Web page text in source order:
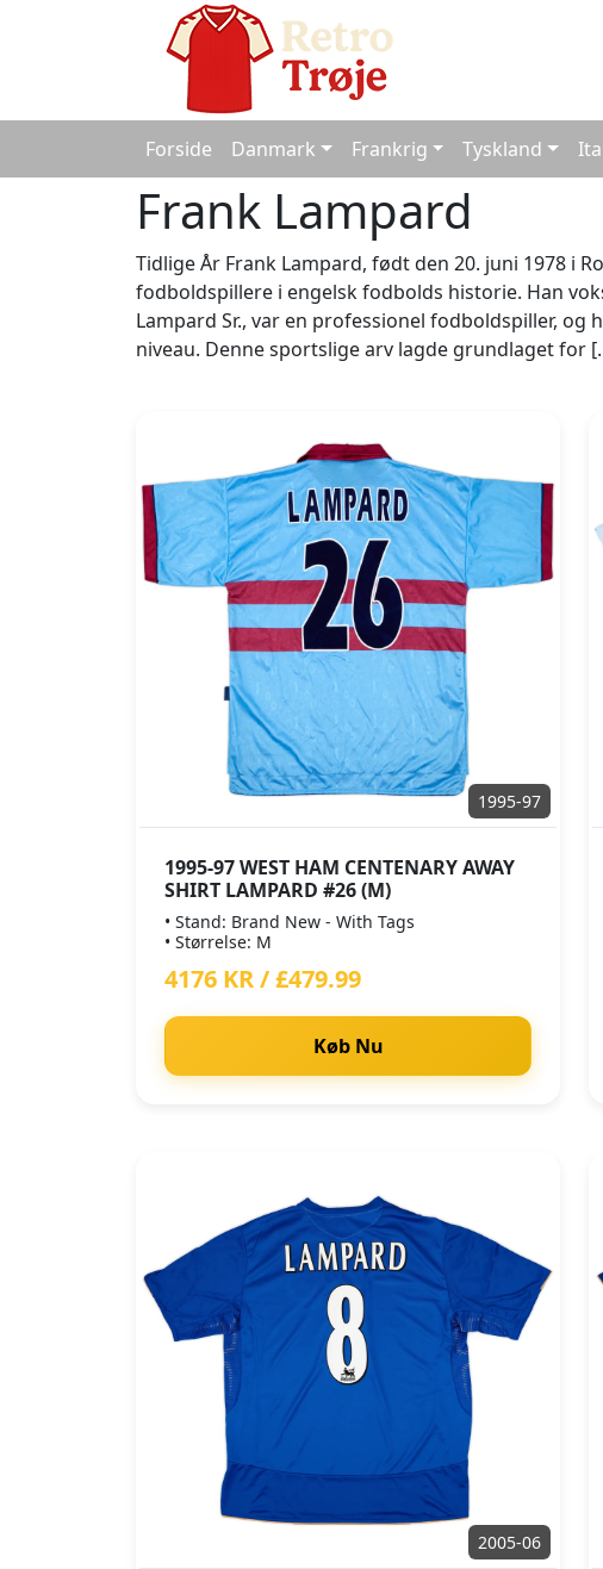
Forside Danmark Frankrig Tyskland
Frank Lampard
Tidlige År Frank Lampard, født den 20. juni 1978 i
fodboldspillere i engelsk fodbolds historie. Han
Lampard Sr., var en professionel fodboldspiller,
niveau. Denne sportslige arv lagde grundlaget for
1995-97
1995-97 WEST HAM CENTENARY AWAY
SHIRT LAMPARD #26 (M)
• Stand: Brand New - With Tags
• Størrelse: M
4176 KR / £479.99
Køb Nu
2005-06